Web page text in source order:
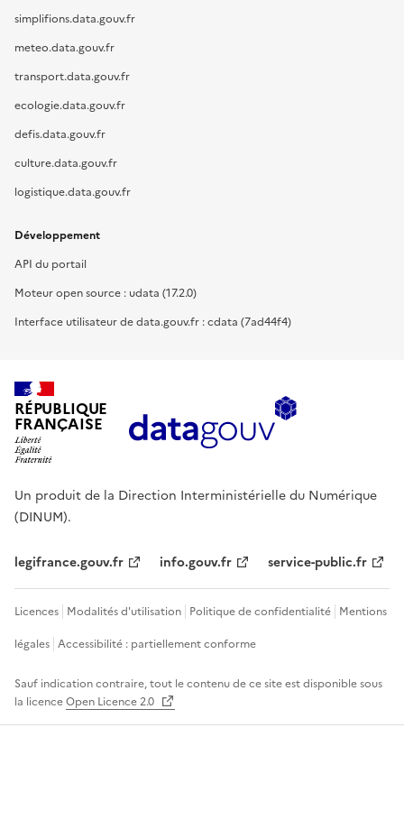
simplifions.data.gouv.fr
meteo.data.gouv.fr
transport.data.gouv.fr
ecologie.data.gouv.fr
defis.data.gouv.fr
culture.data.gouv.fr
logistique.data.gouv.fr
Développement
API du portail
Moteur open source : udata (17.2.0)
Interface utilisateur de data.gouv.fr : cdata (7ad44f4)
RÉPUBLIQUE
FRANÇAISE
Un produit de la Direction Interministérielle du Numérique
(DINUM).
legifrance.gouv.fr info.gouv.fr service-public.fr
Licences Modalités d'utilisation Politique de confidentialité Mentions
légales Accessibilité : partiellement conforme
Sauf indication contraire, tout le contenu de ce site est disponible sous
la licenceOpen Licence 2.0